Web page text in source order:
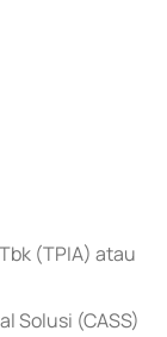
(TPIA) atau
Solusi (CASS)